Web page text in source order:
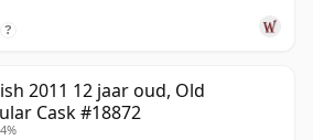
?
2011 12 jaar oud, Old
Cask #18872